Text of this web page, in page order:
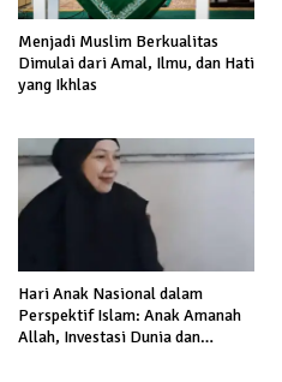
Menjadi Muslim Berkualitas
Dimulai dari Amal, Ilmu, dan Hati
yang Ikhlas
Hari Anak Nasional dalam
Perspektif Islam: Anak Amanah
Allah, Investasi Dunia dan